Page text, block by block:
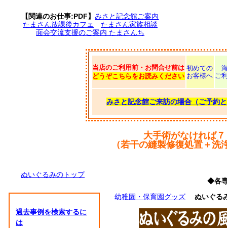
【関連のお仕事:PDF】みさと記念館ご案内
たまさん放課後カフェ
たまさん家族相談
面会交流支援のご案内 たまさんち
当店のご利用前・お問合せ前は
どうぞこちらをお読みください
初めての
お客様へ ご
みさと記念館ご来訪の場合（ご予約
大手術がなければ
（若干の縫製修復処置＋
ぬいぐるみのトップ
過去事例を検索するに
は
◆各
幼稚園・保育園グッズ
ぬいぐる